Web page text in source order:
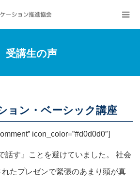
受講生の声
ョン・ベーシック講座
icon_color=”#d0d0d0″]
話す』ことを避けていました。 社会
れたプレゼンで緊張のあまり頭が真